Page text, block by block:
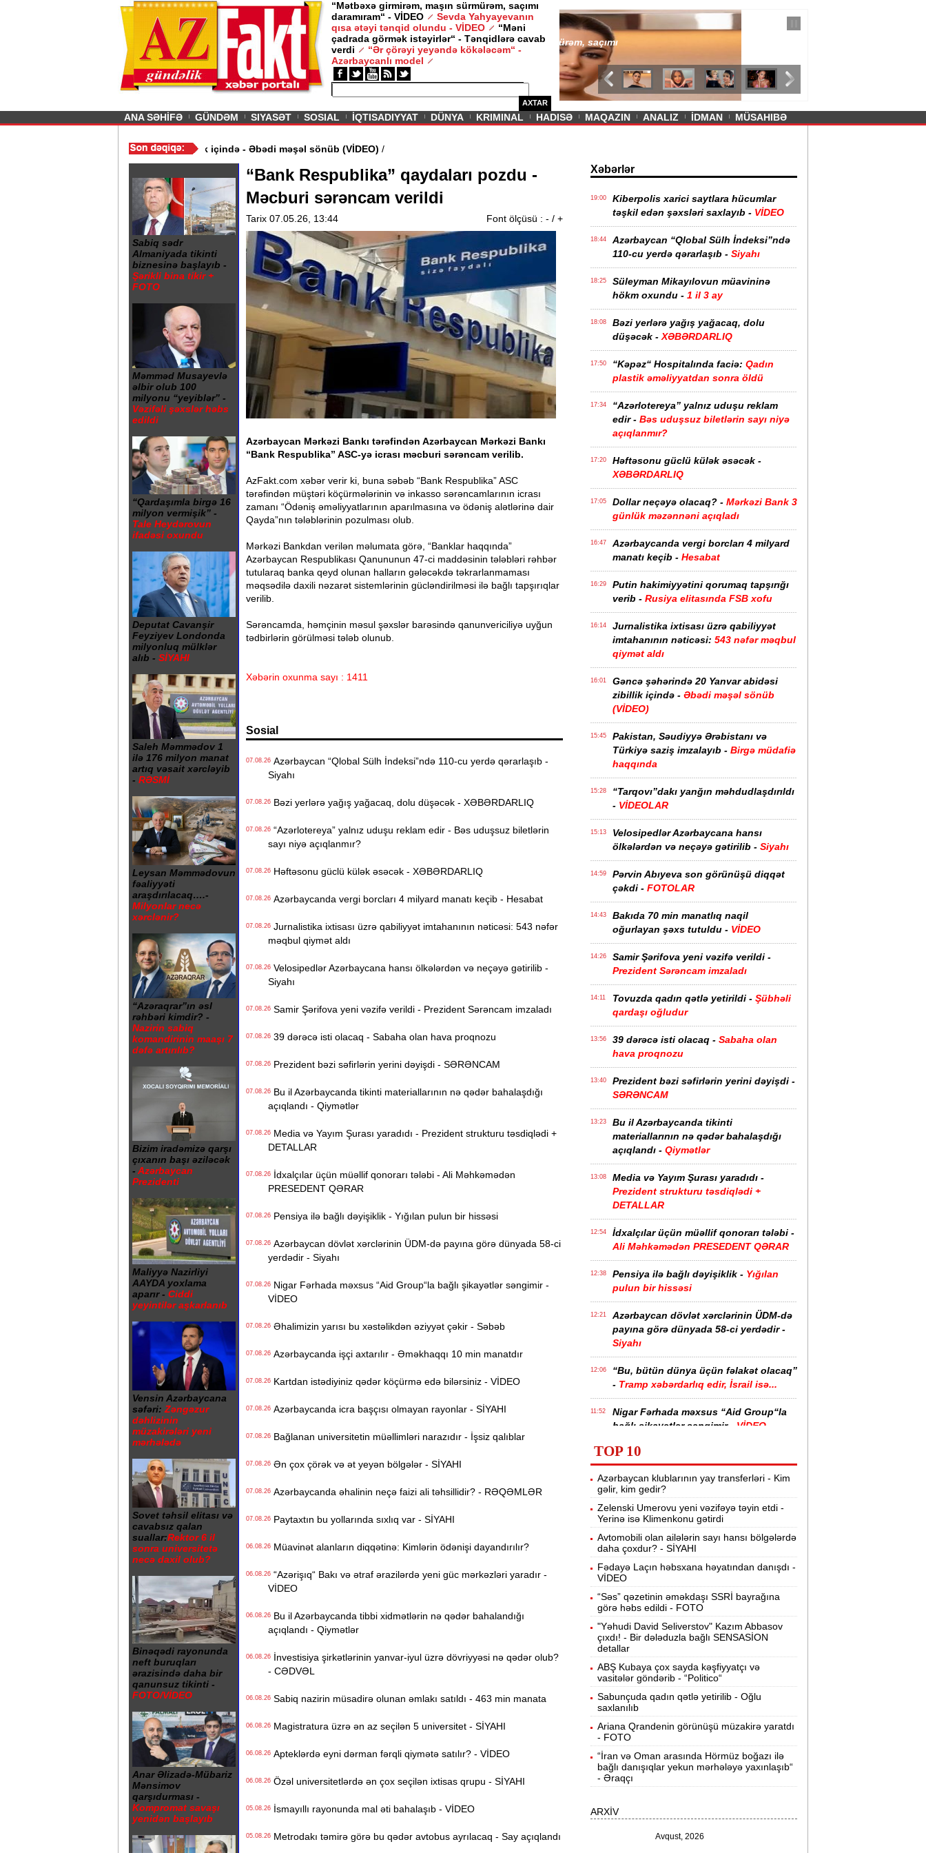
“Mətbəxə girmirəm, maşın sürmürəm, saçımı
daramıram“ - VİDEO
Sevda Yahyayevanın
qısa ətəyi tənqid olundu - VİDEO
“Məni
çadrada görmək istəyirlər“ - Tənqidlərə cavab
verdi
“Ər çörəyi yeyəndə kökələcəm“ -
Azərbaycanlı model
AXTAR
/ MAQAZIN /
Sevda Yahyayevanın qısa ətəyi tənqid olundu -
VİDEO
Previous
ANA SƏHİFƏ GÜNDƏM SIYASƏT SOSIAL İQTISADIYYAT DÜNYA KRIMINAL HADISƏ MAQAZIN ANALIZ İDMAN MÜSAHIBƏ
Gəncə şəhərində 20 Yanvar abidəsi zibillik içində - Əbədi məşəl sönüb (VİDEO)
Sabiq sədr
Almaniyada tikinti
biznesinə başlayıb -
Şərikli bina tikir +
FOTO
Məmməd Musayevlə
əlbir olub 100
milyonu “yeyiblər” -
Vəzifəli şəxslər həbs
edildi
“Qardaşımla birgə 16
milyon vermişik” -
Tale Heydərovun
ifadəsi oxundu
Deputat Cavanşir
Feyziyev Londonda
milyonluq mülklər
alıb - SİYAHI
Saleh Məmmədov 1
ilə 176 milyon manat
artıq vəsait xərcləyib
- RƏSMİ
Leysan Məmmədovun
fəaliyyəti
araşdırılacaq….-
Milyonlar necə
xərclənir?
“Azəraqrar”ın əsl
rəhbəri kimdir? -
Nazirin sabiq
komandirinin maaşı 7
dəfə artırılıb?
Bizim iradəmizə qarşı
çıxanın başı əziləcək
- Azərbaycan
Prezidenti
Maliyyə Nazirliyi
AAYDA yoxlama
aparır - Ciddi
yeyintilər aşkarlanıb
Vensin Azərbaycana
səfəri: Zəngəzur
dəhlizinin
müzakirələri yeni
mərhələdə
Sovet təhsil elitası və
cavabsız qalan
suallar:Rektor 6 il
sonra universitetə
necə daxil olub?
Binəqədi rayonunda
neft buruqları
ərazisində daha bir
qanunsuz tikinti -
FOTO/VİDEO
Anar Əlizadə-Mübariz
Mənsimov
qarşıdurması -
Kompromat savaşı
yenidən başlayıb
“Bank Respublika” qaydaları pozdu -
Məcburi sərəncam verildi
Tarix 07.05.26, 13:44 Font ölçüsü : - / +
Azərbaycan Mərkəzi Bankı tərəfindən Azərbaycan Mərkəzi Bankı
“Bank Respublika” ASC-yə icrası məcburi sərəncam verilib.
AzFakt.com xəbər verir ki, buna səbəb “Bank Respublika” ASC
tərəfindən müştəri köçürmələrinin və inkasso sərəncamlarının icrası
zamanı “Ödəniş əməliyyatlarının aparılmasına və ödəniş alətlərinə dair
Qayda”nın tələblərinin pozulması olub.
Mərkəzi Bankdan verilən məlumata görə, “Banklar haqqında”
Azərbaycan Respublikası Qanununun 47-ci maddəsinin tələbləri rəhbər
tutularaq banka qeyd olunan halların gələcəkdə təkrarlanmaması
məqsədilə daxili nəzarət sistemlərinin gücləndirilməsi ilə bağlı tapşırıqlar
verilib.
Sərəncamda, həmçinin məsul şəxslər barəsində qanunvericiliyə uyğun
tədbirlərin görülməsi tələb olunub.
Xəbərin oxunma sayı : 1411
Sosial
07.08.26Azərbaycan “Qlobal Sülh İndeksi”ndə 110-cu yerdə qərarlaşıb -
Siyahı
07.08.26Bəzi yerlərə yağış yağacaq, dolu düşəcək - XƏBƏRDARLIQ
07.08.26“Azərlotereya” yalnız uduşu reklam edir - Bəs uduşsuz biletlərin
sayı niyə açıqlanmır?
07.08.26Həftəsonu güclü külək əsəcək - XƏBƏRDARLIQ
07.08.26Azərbaycanda vergi borcları 4 milyard manatı keçib - Hesabat
07.08.26Jurnalistika ixtisası üzrə qabiliyyət imtahanının nəticəsi: 543 nəfər
məqbul qiymət aldı
07.08.26Velosipedlər Azərbaycana hansı ölkələrdən və neçəyə gətirilib -
Siyahı
07.08.26Samir Şərifova yeni vəzifə verildi - Prezident Sərəncam imzaladı
07.08.2639 dərəcə isti olacaq - Sabaha olan hava proqnozu
07.08.26Prezident bəzi səfirlərin yerini dəyişdi - SƏRƏNCAM
07.08.26Bu il Azərbaycanda tikinti materiallarının nə qədər bahalaşdığı
açıqlandı - Qiymətlər
07.08.26Media və Yayım Şurası yaradıdı - Prezident strukturu təsdiqlədi +
DETALLAR
07.08.26İdxalçılar üçün müəllif qonorarı tələbi - Ali Məhkəmədən
PRESEDENT QƏRAR
07.08.26Pensiya ilə bağlı dəyişiklik - Yığılan pulun bir hissəsi
07.08.26Azərbaycan dövlət xərclərinin ÜDM-də payına görə dünyada 58-ci
yerdədir - Siyahı
07.08.26Nigar Fərhada məxsus “Aid Group“la bağlı şikayətlər səngimir -
VİDEO
07.08.26Əhalimizin yarısı bu xəstəlikdən əziyyət çəkir - Səbəb
07.08.26Azərbaycanda işçi axtarılır - Əməkhaqqı 10 min manatdır
07.08.26Kartdan istədiyiniz qədər köçürmə edə bilərsiniz - VİDEO
07.08.26Azərbaycanda icra başçısı olmayan rayonlar - SİYAHI
07.08.26Bağlanan universitetin müəllimləri narazıdır - İşsiz qalıblar
07.08.26Ən çox çörək və ət yeyən bölgələr - SİYAHI
07.08.26Azərbaycanda əhalinin neçə faizi ali təhsillidir? - RƏQƏMLƏR
07.08.26Paytaxtın bu yollarında sıxlıq var - SİYAHI
06.08.26Müavinət alanların diqqətinə: Kimlərin ödənişi dayandırılır?
06.08.26“Azərişıq“ Bakı və ətraf ərazilərdə yeni güc mərkəzləri yaradır -
VİDEO
06.08.26Bu il Azərbaycanda tibbi xidmətlərin nə qədər bahalandığı
açıqlandı - Qiymətlər
06.08.26İnvestisiya şirkətlərinin yanvar-iyul üzrə dövriyyəsi nə qədər olub?
- CƏDVƏL
06.08.26Sabiq nazirin müsadirə olunan əmlakı satıldı - 463 min manata
06.08.26Magistratura üzrə ən az seçilən 5 universitet - SİYAHI
06.08.26Apteklərdə eyni dərman fərqli qiymətə satılır? - VİDEO
06.08.26Özəl universitetlərdə ən çox seçilən ixtisas qrupu - SİYAHI
05.08.26İsmayıllı rayonunda mal əti bahalaşıb - VİDEO
05.08.26Metrodakı təmirə görə bu qədər avtobus ayrılacaq - Say açıqlandı
Xəbərlər
19:00
Kiberpolis xarici saytlara hücumlar
təşkil edən şəxsləri saxlayıb - VİDEO
18:44
Azərbaycan “Qlobal Sülh İndeksi”ndə
110-cu yerdə qərarlaşıb - Siyahı
18:25
Süleyman Mikayılovun müavininə
hökm oxundu - 1 il 3 ay
18:08
Bəzi yerlərə yağış yağacaq, dolu
düşəcək - XƏBƏRDARLIQ
17:50 “Kəpəz“ Hospitalında faciə: Qadın
plastik əməliyyatdan sonra öldü
17:34
“Azərlotereya” yalnız uduşu reklam
edir - Bəs uduşsuz biletlərin sayı niyə
açıqlanmır?
17:20
Həftəsonu güclü külək əsəcək -
XƏBƏRDARLIQ
17:05 Dollar neçəyə olacaq? - Mərkəzi Bank 3
günlük məzənnəni açıqladı
16:47
Azərbaycanda vergi borcları 4 milyard
manatı keçib - Hesabat
16:29
Putin hakimiyyətini qorumaq tapşırığı
verib - Rusiya elitasında FSB xofu
16:14
Jurnalistika ixtisası üzrə qabiliyyət
imtahanının nəticəsi: 543 nəfər məqbul
qiymət aldı
16:01
Gəncə şəhərində 20 Yanvar abidəsi
zibillik içində - Əbədi məşəl sönüb
(VİDEO)
15:45
Pakistan, Səudiyyə Ərəbistanı və
Türkiyə saziş imzalayıb - Birgə müdafiə
haqqında
15:28
“Tarqovı”dakı yanğın məhdudlaşdırıldı
- VİDEOLAR
15:13
Velosipedlər Azərbaycana hansı
ölkələrdən və neçəyə gətirilib - Siyahı
14:59
Pərvin Abıyeva son görünüşü diqqət
çəkdi - FOTOLAR
14:43
Bakıda 70 min manatlıq naqil
oğurlayan şəxs tutuldu - VİDEO
14:26
Samir Şərifova yeni vəzifə verildi -
Prezident Sərəncam imzaladı
14:11 Tovuzda qadın qətlə yetirildi - Şübhəli
qardaşı oğludur
13:56 39 dərəcə isti olacaq - Sabaha olan
hava proqnozu
13:40
Prezident bəzi səfirlərin yerini dəyişdi -
SƏRƏNCAM
13:23
Bu il Azərbaycanda tikinti
materiallarının nə qədər bahalaşdığı
açıqlandı - Qiymətlər
13:08
Media və Yayım Şurası yaradıdı -
Prezident strukturu təsdiqlədi +
DETALLAR
12:54
İdxalçılar üçün müəllif qonorarı tələbi -
Ali Məhkəmədən PRESEDENT QƏRAR
12:38 Pensiya ilə bağlı dəyişiklik - Yığılan
pulun bir hissəsi
12:21
Azərbaycan dövlət xərclərinin ÜDM-də
payına görə dünyada 58-ci yerdədir -
Siyahı
12:06
“Bu, bütün dünya üçün fəlakət olacaq”
- Tramp xəbərdarlıq edir, İsrail isə...
11:52
Nigar Fərhada məxsus “Aid Group“la
bağlı şikayətlər səngimir - VİDEO
11:36
Əhalimizin yarısı bu xəstəlikdən
əziyyət çəkir -Səbəb
11:19
Azərbaycanda işçi axtarılır -
Əməkhaqqı 10 min manatdır
11:04
Kartdan istədiyiniz qədər köçürmə edə
bilərsiniz -VİDEO
10:50
Ər-arvadın yanaraq ölməsinə görə
həbs edilən var - Evdən 15 min də
oğurlanıb
10:34
Azərbaycanda icra başçısı olmayan
rayonlar -
Bağlanan universitetin müəllimləri
narazıdır -İşsiz qalıblar
10:02 Pakistanda leysan yağışları -150-dən
çox insan ölüb
9:48
II Qaregin məhkəmə qarşısına çıxarılır -
Ermənistan tarixində ilk
gözlənilir“ -
Ən çox çörək və ət yeyən bölgələr -
TOP 10
Azərbaycan klublarının yay transferləri - Kim
gəlir, kim gedir?
Zelenski Umerovu yeni vəzifəyə təyin etdi -
Yerinə isə Klimenkonu gətirdi
Avtomobili olan ailələrin sayı hansı bölgələrdə
daha çoxdur? - SİYAHI
Fədayə Laçın həbsxana həyatından danışdı -
VİDEO
“Səs” qəzetinin əməkdaşı SSRİ bayrağına
görə həbs edildi - FOTO
"Yəhudi David Seliverstov" Kazım Abbasov
çıxdı! - Bir dələduzla bağlı SENSASİON
detallar
ABŞ Kubaya çox sayda kəşfiyyatçı və
vasitələr göndərib - “Politico“
Sabunçuda qadın qətlə yetirilib - Oğlu
saxlanılıb
Ariana Qrandenin görünüşü müzakirə yaratdı
- FOTO
“İran və Oman arasında Hörmüz boğazı ilə
bağlı danışıqlar yekun mərhələyə yaxınlaşıb“
- Əraqçı
ARXİV
Avqust, 2026